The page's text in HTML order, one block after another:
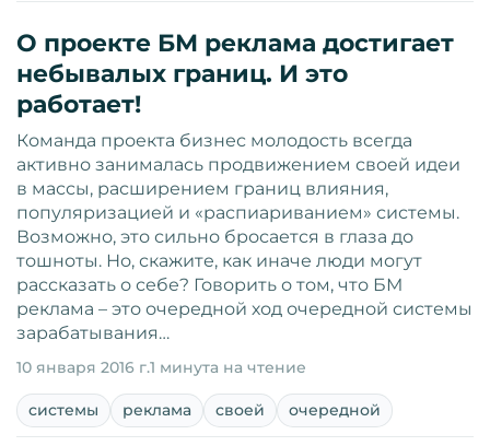
О проекте БМ реклама достигает
небывалых границ. И это
работает!
Команда проекта бизнес молодость всегда
активно занималась продвижением своей идеи
в массы, расширением границ влияния,
популяризацией и «распиариванием» системы.
Возможно, это сильно бросается в глаза до
тошноты. Но, скажите, как иначе люди могут
рассказать о себе? Говорить о том, что БМ
реклама – это очередной ход очередной системы
зарабатывания…
10 января 2016 г.1 минута на чтение
системы реклама своей очередной